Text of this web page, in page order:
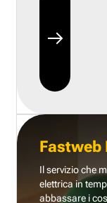
Fastweb
Il servizio che
elettrica in
abbassare i